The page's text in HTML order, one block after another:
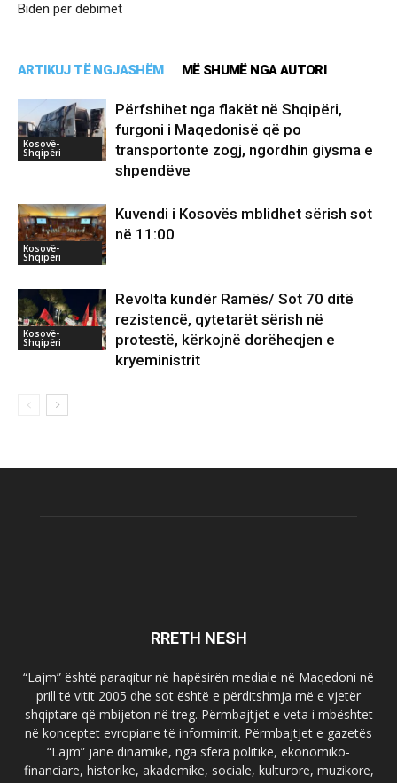
Biden për dëbimet
ARTIKUJ TË NGJASHËM MË SHUMË NGA AUTORI
Kosovë-
Shqipëri
Përfshihet nga flakët në Shqipëri,
furgoni i Maqedonisë që po
transportonte zogj, ngordhin giysma e
shpendëve
Kosovë-
Shqipëri
Kuvendi i Kosovës mblidhet sërish sot
në 11:00
Kosovë-
Shqipëri
Revolta kundër Ramës/ Sot 70 ditë
rezistencë, qytetarët sërish në
protestë, kërkojnë dorëheqjen e
kryeministrit
RRETH NESH
“Lajm” është paraqitur në hapësirën mediale në Maqedoni në
prill të vitit 2005 dhe sot është e përditshmja më e vjetër
shqiptare që mbijeton në treg. Përmbajtjet e veta i mbështet
në konceptet evropiane të informimit. Përmbajtjet e gazetës
“Lajm” janë dinamike, nga sfera politike, ekonomiko-
financiare, historike, akademike, sociale, kulturore, muzikore,